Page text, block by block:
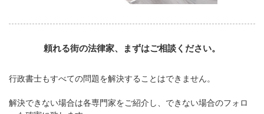
頼れる街の法律家、まずはご相談ください。
行政書士もすべての問題を解決することはできません。
解決できない場合は各専門家をご紹介し、できない場合のフォロ